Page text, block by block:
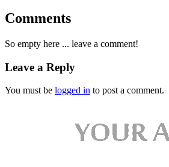
Comments
So empty here ... leave a comment!
Leave a Reply
You must be logged in to post a comment.